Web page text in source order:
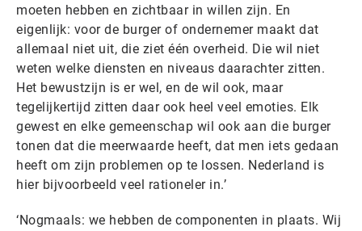
moeten hebben en zichtbaar in willen zijn. En
eigenlijk: voor de burger of ondernemer maakt dat
allemaal niet uit, die ziet één overheid. Die wil niet
weten welke diensten en niveaus daarachter zitten.
Het bewustzijn is er wel, en de wil ook, maar
tegelijkertijd zitten daar ook heel veel emoties. Elk
gewest en elke gemeenschap wil ook aan die burger
tonen dat die meerwaarde heeft, dat men iets gedaan
heeft om zijn problemen op te lossen. Nederland is
hier bijvoorbeeld veel rationeler in.’
‘Nogmaals: we hebben de componenten in plaats. Wij